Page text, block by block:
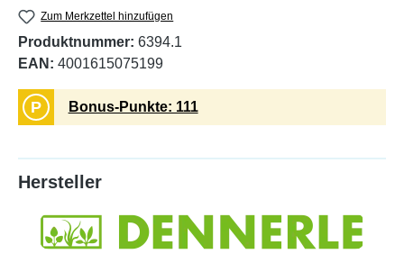
Zum Merkzettel hinzufügen
Produktnummer: 6394.1
EAN: 4001615075199
P Bonus-Punkte: 111
Hersteller